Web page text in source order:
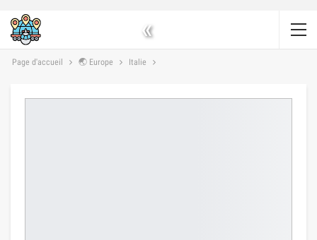
«
Page d'accueil 🌏 Europe Italie